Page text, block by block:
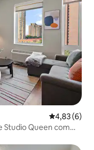
4,83 de uma
4,83 (6)
Studio Queen com